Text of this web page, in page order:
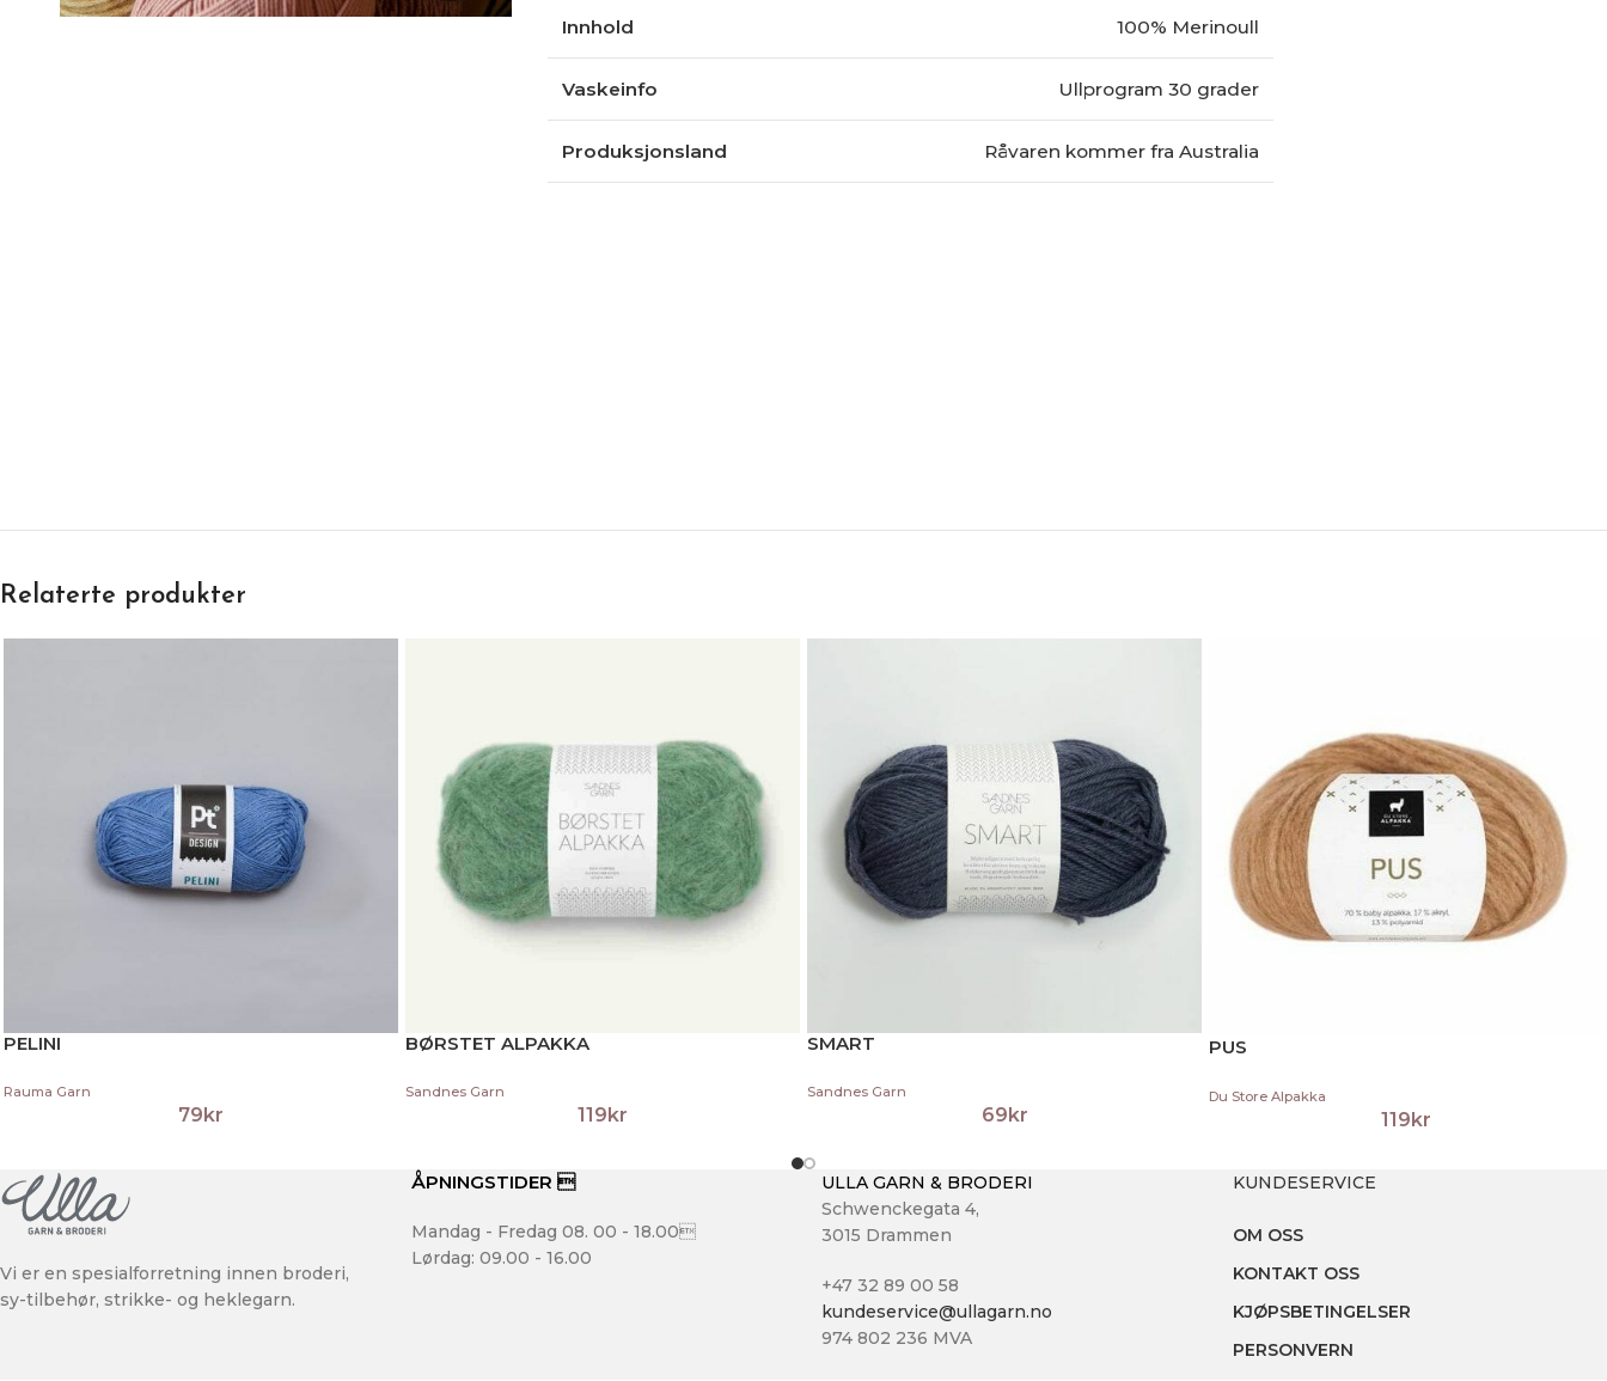
Innhold 100% Merinoull
Vaskeinfo Ullprogram 30 grader
Produksjonsland Råvaren kommer fra Australia
Relaterte produkter
PELINI
Rauma Garn
79 kr
BØRSTET ALPAKKA
Sandnes Garn
119 kr
SMART
Sandnes Garn
69 kr
PUS
Du Store Alpakka
119kr
Vi er en spesialforretning innen broderi,
sy-tilbehør, strikke- og heklegarn.
ÅPNINGSTIDER 
Mandag - Fredag 08. 00 - 18.00
Lørdag: 09.00 - 16.00
ULLA GARN & BRODERI
Schwenckegata 4,
3015 Drammen
+47 32 89 00 58
kundeservice@ullagarn.no
974 802 236 MVA
KUNDESERVICE
OM OSS
KONTAKT OSS
KJØPSBETINGELSER
PERSONVERN